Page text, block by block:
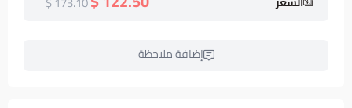
إضافة ملاحظة